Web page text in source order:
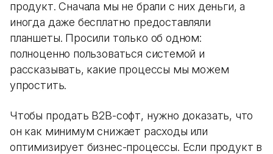
продукт. Сначала мы не брали с них деньги, а
иногда даже бесплатно предоставляли
планшеты. Просили только об одном:
полноценно пользоваться системой и
рассказывать, какие процессы мы можем
упростить.
Чтобы продать B2B-софт, нужно доказать, что
он как минимум снижает расходы или
оптимизирует бизнес-процессы. Если продукт в